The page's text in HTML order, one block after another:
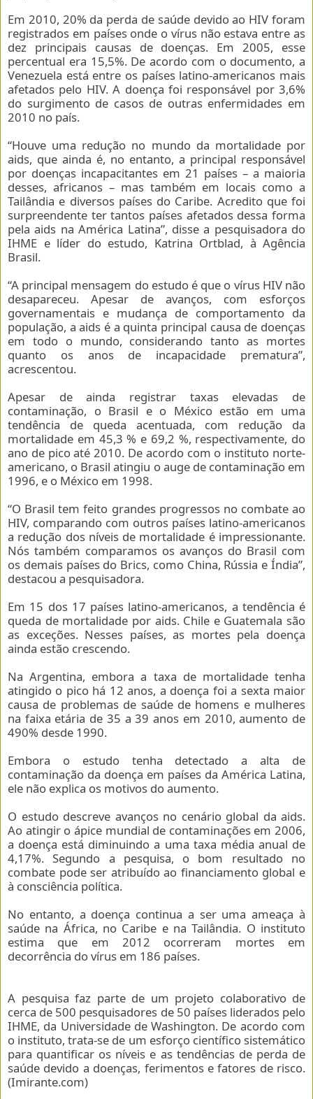
Em 2010, 20% da perda de saúde devido ao HIV foram
registrados em países onde o vírus não estava entre as
dez principais causas de doenças. Em 2005, esse
percentual era 15,5%. De acordo com o documento, a
Venezuela está entre os países latino-americanos mais
afetados pelo HIV. A doença foi responsável por 3,6%
do surgimento de casos de outras enfermidades em
2010 no país.
“Houve uma redução no mundo da mortalidade por
aids, que ainda é, no entanto, a principal responsável
por doenças incapacitantes em 21 países – a maioria
desses, africanos – mas também em locais como a
Tailândia e diversos países do Caribe. Acredito que foi
surpreendente ter tantos países afetados dessa forma
pela aids na América Latina”, disse a pesquisadora do
IHME e líder do estudo, Katrina Ortblad, à Agência
Brasil.
“A principal mensagem do estudo é que o vírus HIV não
desapareceu. Apesar de avanços, com esforços
governamentais e mudança de comportamento da
população, a aids é a quinta principal causa de doenças
em todo o mundo, considerando tanto as mortes
quanto os anos de incapacidade prematura”,
acrescentou.
Apesar de ainda registrar taxas elevadas de
contaminação, o Brasil e o México estão em uma
tendência de queda acentuada, com redução da
mortalidade em 45,3 % e 69,2 %, respectivamente, do
ano de pico até 2010. De acordo com o instituto norte-
americano, o Brasil atingiu o auge de contaminação em
1996, e o México em 1998.
“O Brasil tem feito grandes progressos no combate ao
HIV, comparando com outros países latino-americanos
a redução dos níveis de mortalidade é impressionante.
Nós também comparamos os avanços do Brasil com
os demais países do Brics, como China, Rússia e Índia”,
destacou a pesquisadora.
Em 15 dos 17 países latino-americanos, a tendência é
queda de mortalidade por aids. Chile e Guatemala são
as exceções. Nesses países, as mortes pela doença
ainda estão crescendo.
Na Argentina, embora a taxa de mortalidade tenha
atingido o pico há 12 anos, a doença foi a sexta maior
causa de problemas de saúde de homens e mulheres
na faixa etária de 35 a 39 anos em 2010, aumento de
490% desde 1990.
Embora o estudo tenha detectado a alta de
contaminação da doença em países da América Latina,
ele não explica os motivos do aumento.
O estudo descreve avanços no cenário global da aids.
Ao atingir o ápice mundial de contaminações em 2006,
a doença está diminuindo a uma taxa média anual de
4,17%. Segundo a pesquisa, o bom resultado no
combate pode ser atribuído ao financiamento global e
à consciência política.
No entanto, a doença continua a ser uma ameaça à
saúde na África, no Caribe e na Tailândia. O instituto
estima que em 2012 ocorreram mortes em
decorrência do vírus em 186 países.
A pesquisa faz parte de um projeto colaborativo de
cerca de 500 pesquisadores de 50 países liderados pelo
IHME, da Universidade de Washington. De acordo com
o instituto, trata-se de um esforço científico sistemático
para quantificar os níveis e as tendências de perda de
saúde devido a doenças, ferimentos e fatores de risco.
(Imirante.com)